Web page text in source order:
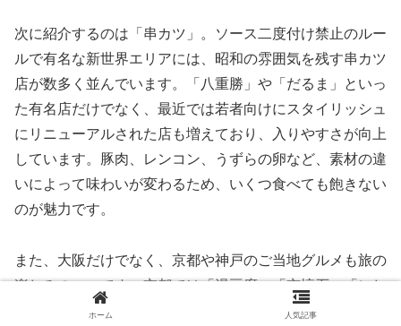
次に紹介するのは「串カツ」。ソース二度付け禁止のルー
ルで有名な新世界エリアには、昭和の雰囲気を残す串カツ
店が数多く並んでいます。「八重勝」や「だるま」といっ
た有名店だけでなく、最近では若者向けにスタイリッシュ
にリニューアルされた店も増えており、入りやすさが向上
しています。豚肉、レンコン、うずらの卵など、素材の違
いによって味わいが変わるため、いくつ食べても飽きない
のが魅力です。
また、大阪だけでなく、京都や神戸のご当地グルメも旅の
楽しみの一つです。京都では「湯豆腐」「京懐石」「にし
んそば」など、繊細で上品な味わいの料理が堪能できま
ホーム 人気記事